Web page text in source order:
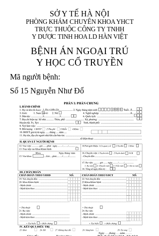
SỞ Y TẾ HÀ NỘI
PHÒNG KHÁM CHUYÊN KHOA YHCT
TRỰC THUỘC CÔNG TY TNHH
Y DƯỢC TINH HOA LD HÀN VIỆT
BỆNH ÁN NGOẠI TRÚ
Y HỌC CỔ TRUYỀN
Mã người bệnh:
Số 15 Nguyễn Như Đổ
1. Họ và tên (In
hoa):
1 9 9 5
8
8
X
X